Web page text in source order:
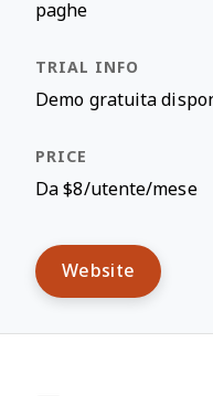
paghe
Demo gratuita
Da $8/utente/mese
Website